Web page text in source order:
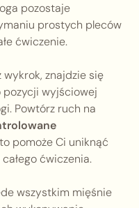
pozostaje
prostych pleców
ćwiczenie.
znajdzie się
pozycji wyjściowej
Powtórz ruch na
pomoże Ci uniknąć
ćwiczenia.
wszystkim mięśnie